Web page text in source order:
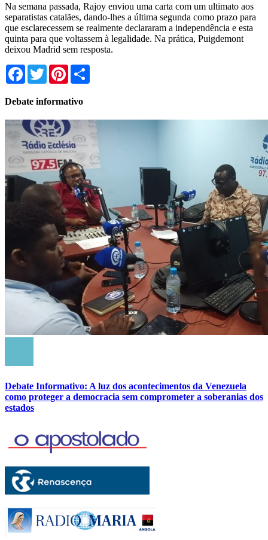
Na semana passada, Rajoy enviou uma carta com um ultimato aos
separatistas catalães, dando-lhes a última segunda como prazo para
que esclarecessem se realmente declararam a independência e esta
quinta para que voltassem à legalidade. Na prática, Puigdemont
deixou Madrid sem resposta.
Facebook
TwitterPinterest
Debate informativo
Debate Informativo: A luz dos acontecimentos da Venezuela
como proteger a democracia sem comprometer a soberanias dos
estados